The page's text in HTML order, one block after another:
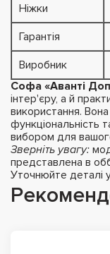
Ніжки
Гарантія
Виробник
Софа «Аванті
інтер'єру, а й
використання.
функціональність
вибором для
Зверніть увагу:
представлена в
Уточнюйте деталі